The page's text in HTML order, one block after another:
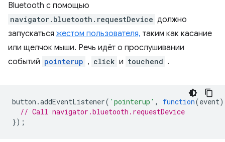
Bluetooth с помощью
navigator.bluetooth.requestDevice должно
запускаться жестом пользователя, таким как касание
или щелчок мыши. Речь идёт о прослушивании
событий pointerup , click и touchend .
button .addEventListener( 'pointerup' , function(event)
// Call navigator.bluetooth.requestDevice
});